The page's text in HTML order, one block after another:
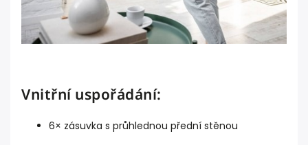
Vnitřní uspořádání:
6× zásuvka s průhlednou přední stěnou